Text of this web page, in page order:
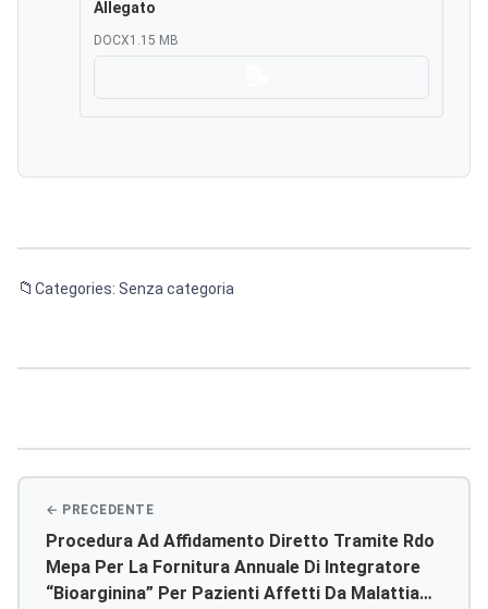
Allegato
DOCX1.15 MB
Categories: Senza categoria
Procedura Ad Affidamento Diretto Tramite Rdo
Mepa Per La Fornitura Annuale Di Integratore
“bioarginina” Per Pazienti Affetti Da Malattia